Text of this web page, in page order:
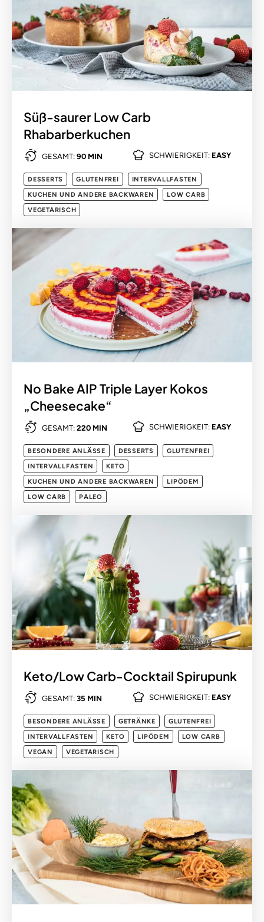
Süß-saurer Low Carb
Rhabarberkuchen
GESAMT: 90 MIN SCHWIERIGKEIT: EASY
DESSERTS GLUTENFREI
INTERVALLFASTEN
KUCHEN UND ANDERE BACKWAREN
LOW CARB
VEGETARISCH
No Bake AIP Triple Layer Kokos
„Cheesecake“
GESAMT: 220 MIN SCHWIERIGKEIT: EASY
BESONDERE ANLÄSSE DESSERTS
GLUTENFREI
INTERVALLFASTEN
KETO
KUCHEN UND ANDERE BACKWAREN
LIPÖDEM
LOW CARB
PALEO
Keto/Low Carb-Cocktail Spirupunk
GESAMT: 35 MIN SCHWIERIGKEIT: EASY
BESONDERE ANLÄSSE GETRÄNKE
GLUTENFREI
INTERVALLFASTEN
KETO LIPÖDEM
LOW CARB
VEGAN
VEGETARISCH